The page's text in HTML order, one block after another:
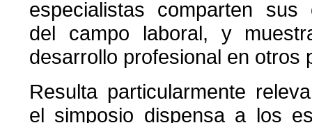
especialistas comparten sus
del campo laboral, y
desarrollo profesional en otros
Resulta particularmente
el simposio dispensa a los